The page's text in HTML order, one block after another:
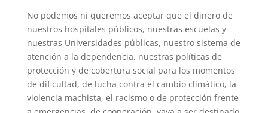
No podemos ni queremos aceptar que el dinero de
nuestros hospitales públicos, nuestras escuelas y
nuestras Universidades públicas, nuestro sistema de
atención a la dependencia, nuestras políticas de
protección y de cobertura social para los momentos
de dificultad, de lucha contra el cambio climático, la
violencia machista, el racismo o de protección frente